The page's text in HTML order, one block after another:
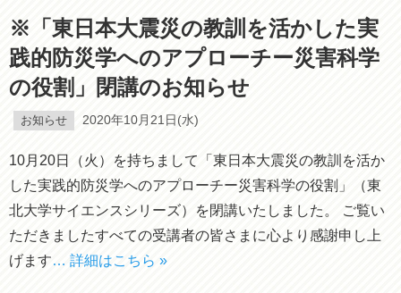
※「東日本大震災の教訓を活かした実
践的防災学へのアプローチー災害科学
の役割」閉講のお知らせ
お知らせ 2020年10月21日(水)
10月20日（火）を持ちまして「東日本大震災の教訓を活か
した実践的防災学へのアプローチー災害科学の役割」（東
北大学サイエンスシリーズ）を閉講いたしました。 ご覧い
ただきましたすべての受講者の皆さまに心より感謝申し上
げます… 詳細はこちら »